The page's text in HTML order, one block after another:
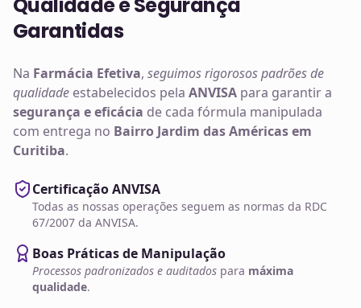
Garantidas
Na Farmácia Efetiva, seguimos rigorosos padrões de
qualidade estabelecidos pela ANVISA para garantir a
segurança e eficácia de cada fórmula manipulada
com entrega no Bairro Jardim das Américas em
Curitiba.
Certificação ANVISA
Todas as nossas operações seguem as normas da RDC
67/2007 da ANVISA.
Boas Práticas de Manipulação
Processos padronizados e auditados para máxima
qualidade.